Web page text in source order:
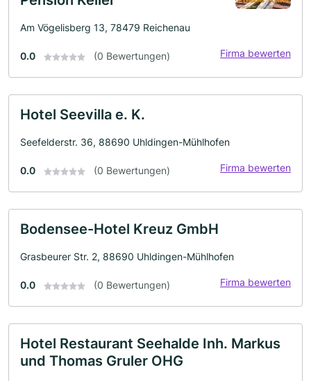
Am Vögelisberg 13, 78479 Reichenau
0.0 (0 Bewertungen) Firma bewerten
Hotel Seevilla e. K.
Seefelderstr. 36, 88690 Uhldingen-Mühlhofen
0.0 (0 Bewertungen) Firma bewerten
Bodensee-Hotel Kreuz GmbH
Grasbeurer Str. 2, 88690 Uhldingen-Mühlhofen
0.0 (0 Bewertungen) Firma bewerten
Hotel Restaurant Seehalde Inh. Markus
und Thomas Gruler OHG